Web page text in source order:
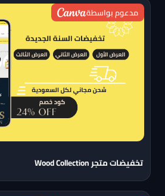
مدعوم بواسطة
تخفيضات متجر Wood Collection